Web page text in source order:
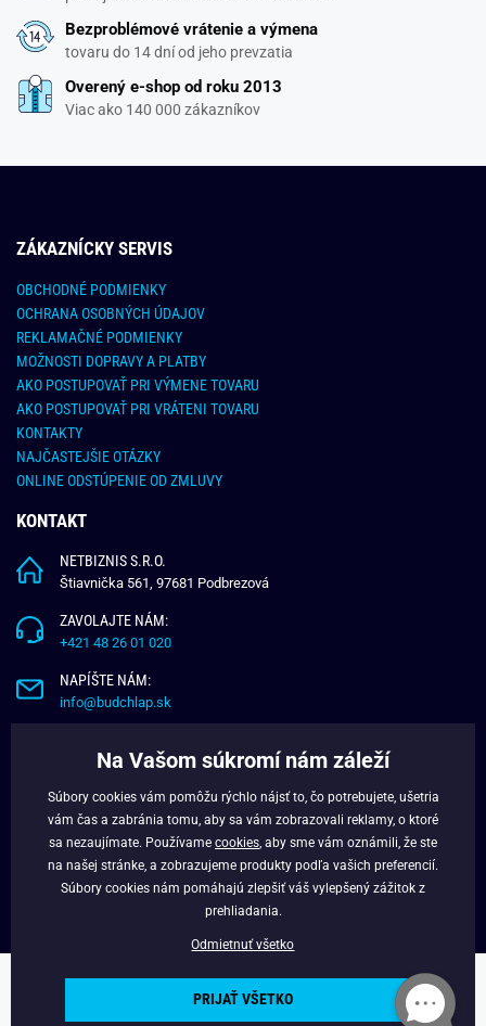
Bezproblémové vrátenie a výmena
tovaru do 14 dní od jeho prevzatia
Overený e-shop od roku 2013
Viac ako 140 000 zákazníkov
ZÁKAZNÍCKY SERVIS
OBCHODNÉ PODMIENKY
OCHRANA OSOBNÝCH ÚDAJOV
REKLAMAČNÉ PODMIENKY
MOŽNOSTI DOPRAVY A PLATBY
AKO POSTUPOVAŤ PRI VÝMENE TOVARU
AKO POSTUPOVAŤ PRI VRÁTENI TOVARU
KONTAKTY
NAJČASTEJŠIE OTÁZKY
ONLINE ODSTÚPENIE OD ZMLUVY
KONTAKT
NETBIZNIS S.R.O.
Štiavnička 561, 97681 Podbrezová
ZAVOLAJTE NÁM:
+421 48 26 01 020
NAPÍŠTE NÁM:
info@budchlap.sk
VERNOSTNÝ PROGRAM
FACEBOOK
Copyright © 2025 - Budchlap.sk Všetky práva vyhradené. webdesign ©
litvanyi.sk
Na Vašom súkromí nám záleží
Súbory cookies vám pomôžu rýchlo nájsť to, čo potrebujete, ušetria
vám čas a zabránia tomu, aby sa vám zobrazovali reklamy, o ktoré
sa nezaujímate. Používame cookies , aby sme vám oznámili, že ste
na našej stránke, a zobrazujeme produkty podľa vašich preferencií.
Súbory cookies nám pomáhajú zlepšiť váš vylepšený zážitok z
prehliadania.
Odmietnuť všetko
PRIJAŤ VŠETKO